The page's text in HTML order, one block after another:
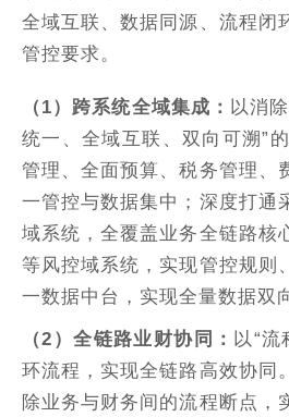
全域互联、数据同源、流程闭
管控要求。
（1） 跨系统全域集成 ： 以消
统一、全域互联、双向可溯”
管理、全面预算、税务管理、
一管控与数据集中；深度打通
域系统，全覆盖业务全链路核
等风控域系统，实现管控规则
一数据中台，实现全量数据双
（2）全链路业财协同 ： 以“
环流程，实现全链路高效协同
除业务与财务间的流程断点，